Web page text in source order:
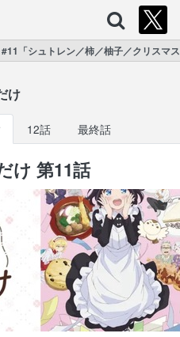
#11「シュトレン／柿／柚子／クリスマ
け
12話 最終話
け 第11話